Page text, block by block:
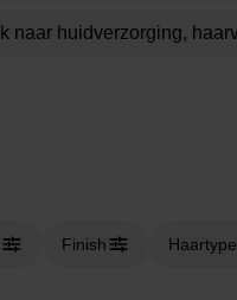
Finish Haartype